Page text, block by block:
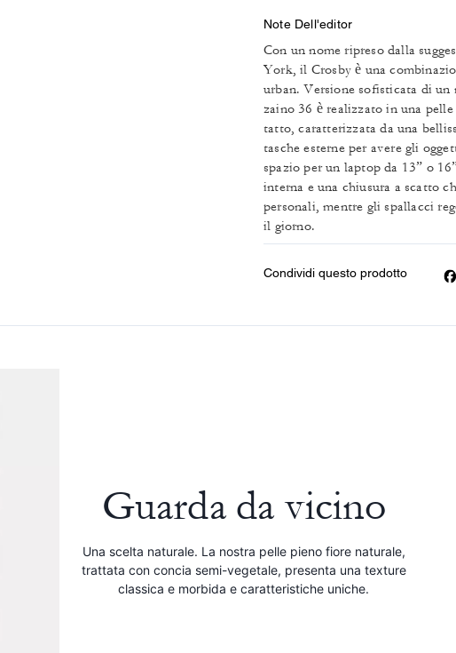
Note Dell'editor
Con un nome ripreso dalla
York, il Crosby è una
urban. Versione sofisticata di
zaino 36 è realizzato in una
tatto, caratterizzata da una
tasche esterne per avere gli
spazio per un laptop da 13” o
interna e una chiusura a scatto
personali, mentre gli spallacci
il giorno.
Condividi questo prodotto
Guarda da vicino
Una scelta naturale. La nostra pelle pieno fiore naturale,
trattata con concia semi-vegetale, presenta una texture
classica e morbida e caratteristiche uniche.